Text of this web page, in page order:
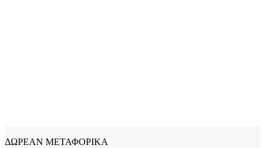
ΔΩΡΕΑΝ ΜΕΤΑΦΟΡΙΚΑ